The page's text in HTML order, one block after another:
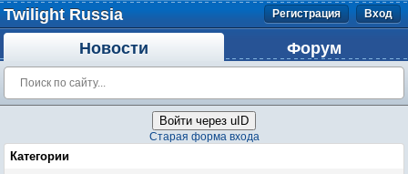
Twilight Russia Регистрация Вход
Новости Форум
Войти через uID
Старая форма входа
Категории